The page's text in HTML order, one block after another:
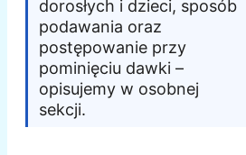
dorosłych i dzieci, sposób
podawania oraz
postępowanie przy
pominięciu dawki –
opisujemy w osobnej
sekcji.